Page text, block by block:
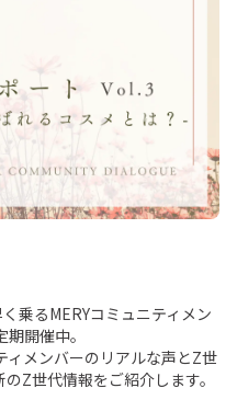
乗るMERYコミュニティメン
開催中。
メンバーのリアルな声とZ世
Z世代情報をご紹介します。